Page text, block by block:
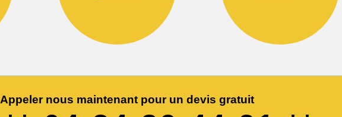
Appeler nous maintenant pour un devis gratuit